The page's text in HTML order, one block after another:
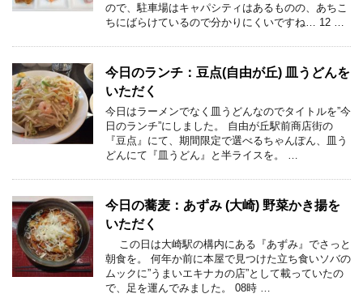
ので、駐車場はキャパシティはあるものの、あちこ
ちにばらけているので分かりにくいですね… 12 …
今日のランチ：豆点(自由が丘) 皿うどんを
いただく
今日はラーメンでなく皿うどんなのでタイトルを”今
日のランチ”にしました。 自由が丘駅前商店街の
『豆点』にて、期間限定で選べるちゃんぽん、皿う
どんにて『皿うどん』と半ライスを。 …
今日の蕎麦：あずみ (大崎) 野菜かき揚を
いただく
この日は大崎駅の構内にある『あずみ』でさっと
朝食を。 何年か前に本屋で見つけた立ち食いソバの
ムックに”うまいエキナカの店”として載っていたの
で、足を運んでみました。 08時 …